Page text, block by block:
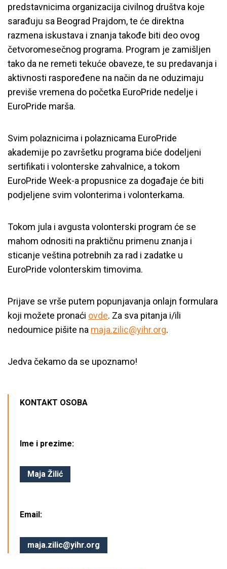
predstavnicima organizacija civilnog društva koje
sarađuju sa Beograd Prajdom, te će direktna
razmena iskustava i znanja takođe biti deo ovog
četvoromesečnog programa. Program je zamišljen
tako da ne remeti tekuće obaveze, te su predavanja i
aktivnosti raspoređene na način da ne oduzimaju
previše vremena do početka EuroPride nedelje i
EuroPride marša.
Svim polaznicima i polaznicama EuroPride
akademije po završetku programa biće dodeljeni
sertifikati i volonterske zahvalnice, a tokom
EuroPride Week-a propusnice za događaje će biti
podjeljene svim volonterima i volonterkama.
Tokom jula i avgusta volonterski program će se
mahom odnositi na praktičnu primenu znanja i
sticanje veština potrebnih za rad i zadatke u
EuroPride volonterskim timovima.
Prijave se vrše putem popunjavanja onlajn formulara
koji možete pronaći ovde. Za sva pitanja i/ili
nedoumice pišite na maja.zilic@yihr.org.
Jedva čekamo da se upoznamo!
KONTAKT OSOBA
Ime i prezime:
Maja Žilić
Email:
maja.zilic@yihr.org